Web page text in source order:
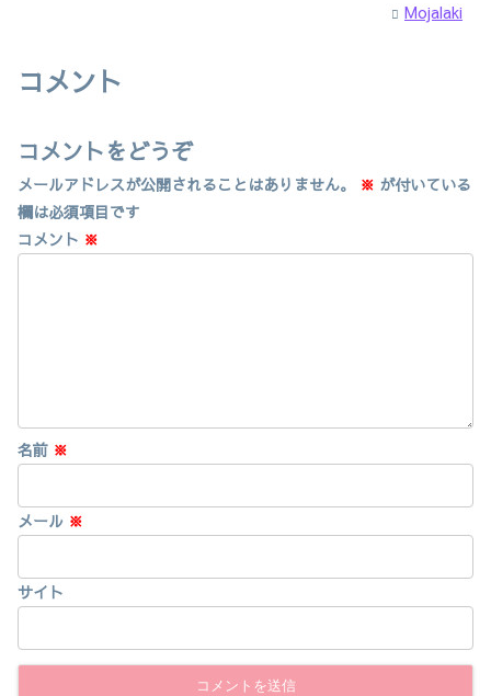
Mojalaki
コメント
コメントをどうぞ
メールアドレスが公開されることはありません。 ※ が付いている
欄は必須項目です
コメント ※
名前 ※
メール ※
サイト